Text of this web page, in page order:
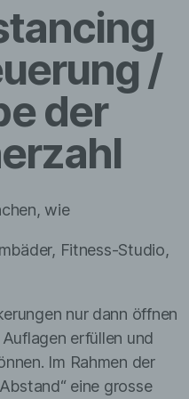
/
der
wie
Fitness-Studio,
nur dann öffnen
erfüllen und
Im Rahmen der
eine grosse